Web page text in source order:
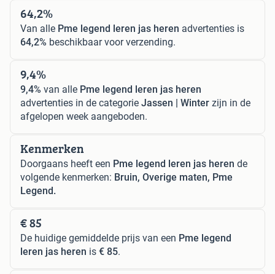
64,2%
Van alle Pme legend leren jas heren advertenties is
64,2% beschikbaar voor verzending.
9,4%
9,4% van alle Pme legend leren jas heren
advertenties in de categorie Jassen | Winter zijn in de
afgelopen week aangeboden.
Kenmerken
Doorgaans heeft een Pme legend leren jas heren de
volgende kenmerken: Bruin, Overige maten, Pme
Legend.
€ 85
De huidige gemiddelde prijs van een Pme legend
leren jas heren is € 85.